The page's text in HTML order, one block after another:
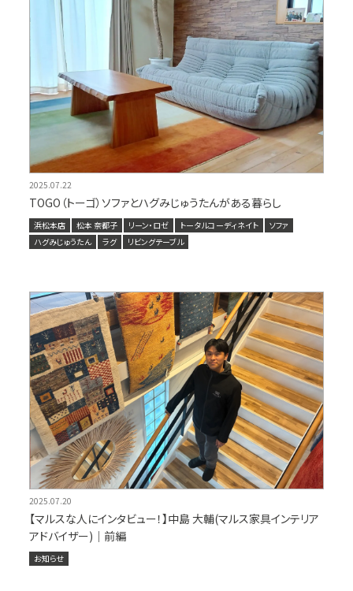
2025.07.22
TOGO（トーゴ）ソファとハグみじゅうたんがある暮らし
浜松本店 松本 奈都子 リーン・ロゼ トータルコーディネイト
ソファ
ハグみじゅうたん
ラグ リビングテーブル
2025.07.20
【マルスな人にインタビュー！】中島 大輔(マルス家具インテリア
アドバイザー)｜前編
お知らせ